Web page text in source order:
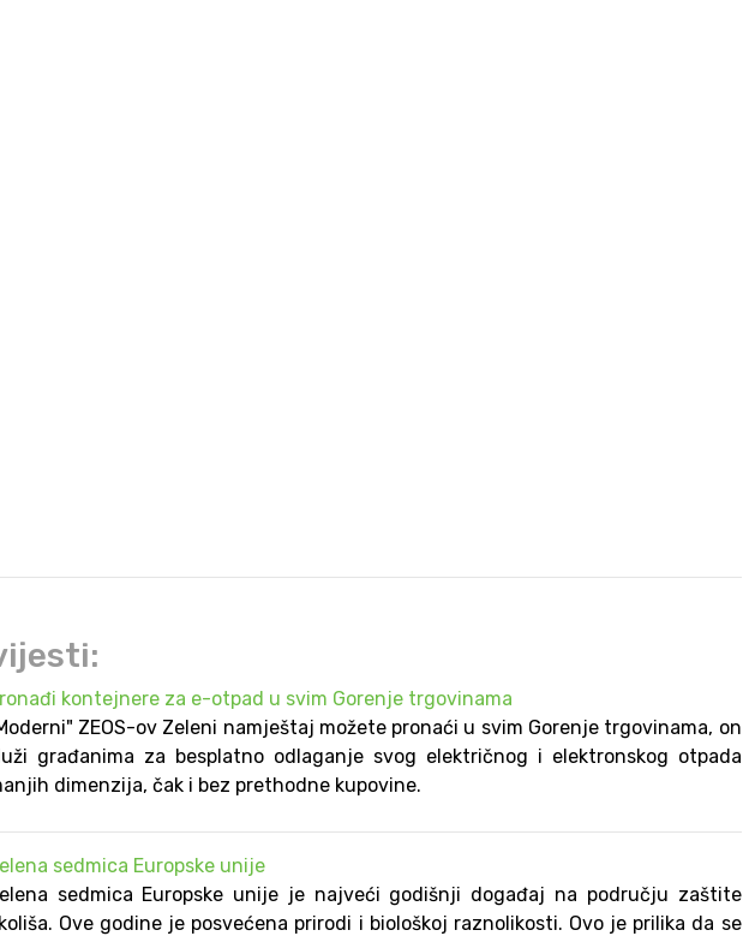
kontejnere za e-otpad u svim Gorenje trgovinama
ZEOS-ov Zeleni namještaj možete pronaći u svim Gorenje trgovinama, on
građanima za besplatno odlaganje svog električnog i elektronskog otpada
dimenzija, čak i bez prethodne kupovine.
sedmica Europske unije
sedmica Europske unije je najveći godišnji događaj na području zaštite
Ove godine je posvećena prirodi i biološkoj raznolikosti. Ovo je prilika da se